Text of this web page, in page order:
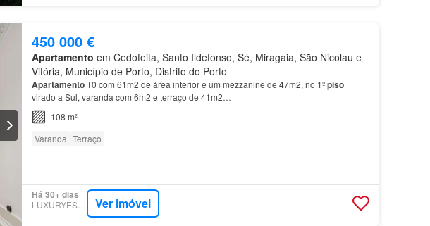
450 000 €
Apartamento em Cedofeita, Santo Ildefonso, Sé, Miragaia, São Nicolau e
Vitória, Município de Porto, Distrito do Porto
ApartamentoT0 com 61m2 de área interior e um mezzanine de 47m2, no 1ºpiso
virado a Sul, varanda com 6m2 e terraço de 41m2…
108 m²
Varanda Terraço
Há 30+ dias
LUXURYESTATE Ver imóvel